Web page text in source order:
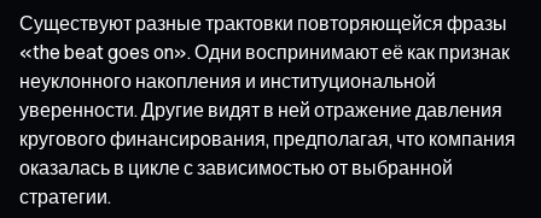
Существуют разные трактовки повторяющейся фразы
«the beat goes on». Одни воспринимают её как признак
неуклонного накопления и институциональной
уверенности. Другие видят в ней отражение давления
кругового финансирования, предполагая, что компания
оказалась в цикле с зависимостью от выбранной
стратегии.